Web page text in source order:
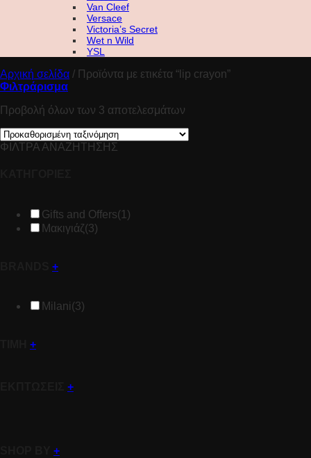
Van Cleef
Versace
Victoria’s Secret
Wet n Wild
YSL
Αρχική σελίδα / Προϊόντα με ετικέτα “lip crayon”
Φιλτράρισμα
Προβολή όλων των 3 αποτελεσμάτων
ΦΙΛΤΡΑ ΑΝΑΖΗΤΗΣΗΣ
Gifts and Offers(1)
Μακιγιάζ(3)
+
Milani(3)
+
+
+